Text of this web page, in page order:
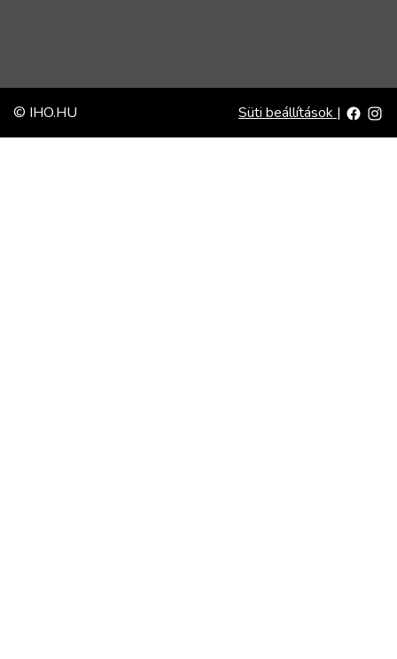
© IHO.HU Süti beállítások |